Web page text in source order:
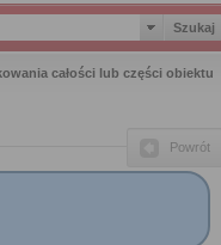
całości lub części obiektu
Powrót